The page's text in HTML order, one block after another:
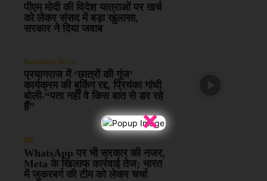
×
पीएम मोदी की विदेश यात्राओं पर खर्च
को लेकर संसद में बड़ा खुलासा,
सरकार ने दिया जवाब
Breaking News
प्रयागराज में ‘छात्रों की गूंज’
कार्यक्रम की बुकिंग रद्द, प्रियंका गांधी
बोली-“पता नहीं वे किस बात से डर रहे
हैं”
देश
WhatsApp पर भी सरकार की नजर,
Meta के खिलाफ कार्रवाई तेज; भारत
में जुकरबर्ग की टीम को लेकर चर्चा